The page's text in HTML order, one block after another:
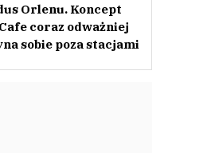
Orlenu. Koncept
coraz odważniej
sobie poza stacjami